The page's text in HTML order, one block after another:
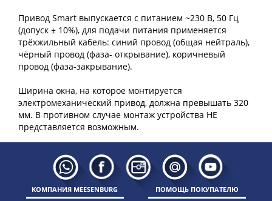
Привод Smart выпускается с питанием ~230 В, 50 Гц
(допуск ± 10%), для подачи питания применяется
трёхжильный кабель: синий провод (общая нейтраль),
чёрный провод (фаза- открывание), коричневый
провод (фаза-закрывание).
Ширина окна, на которое монтируется
электромеханический привод, должна превышать 320
мм. В противном случае монтаж устройства НЕ
КОМПАНИЯ MEESENBURG ПОМОЩЬ ПОКУПАТЕЛЮ